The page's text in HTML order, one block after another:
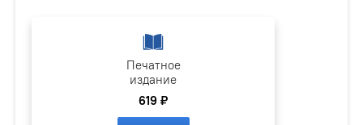
Печатное
издание
619 ₽